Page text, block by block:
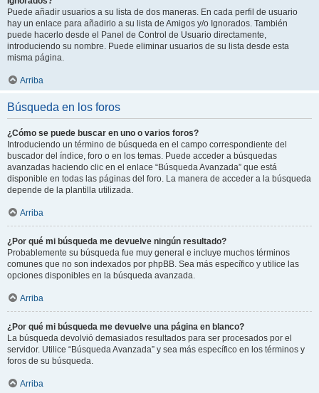
Puede añadir usuarios a su lista de dos maneras. En cada perfil de usuario
hay un enlace para añadirlo a su lista de Amigos y/o Ignorados. También
puede hacerlo desde el Panel de Control de Usuario directamente,
introduciendo su nombre. Puede eliminar usuarios de su lista desde esta
misma página.
Arriba
Búsqueda en los foros
¿Cómo se puede buscar en uno o varios foros?
Introduciendo un término de búsqueda en el campo correspondiente del
buscador del índice, foro o en los temas. Puede acceder a búsquedas
avanzadas haciendo clic en el enlace “Búsqueda Avanzada” que está
disponible en todas las páginas del foro. La manera de acceder a la búsqueda
depende de la plantilla utilizada.
Arriba
¿Por qué mi búsqueda me devuelve ningún resultado?
Probablemente su búsqueda fue muy general e incluye muchos términos
comunes que no son indexados por phpBB. Sea más específico y utilice las
opciones disponibles en la búsqueda avanzada.
Arriba
¿Por qué mi búsqueda me devuelve una página en blanco?
La búsqueda devolvió demasiados resultados para ser procesados por el
servidor. Utilice “Búsqueda Avanzada” y sea más específico en los términos y
foros de su búsqueda.
Arriba